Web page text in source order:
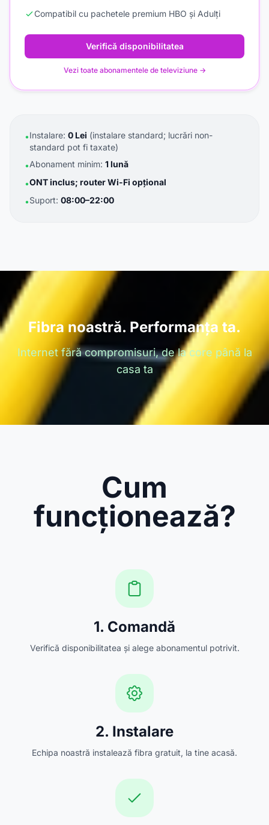
Compatibil cu pachetele premium HBO și Adulți
Verifică disponibilitatea
Vezi toate abonamentele de televiziune →
•Instalare: 0 Lei (instalare standard; lucrări non-
standard pot fi taxate)
•Abonament minim: 1 lună
•ONT inclus; router Wi-Fi opțional
•Suport: 08:00–22:00
Fibra noastră. Performanța ta.
Internet fără compromisuri, de la core până la
casa ta
Cum
funcționează?
1. Comandă
Verifică disponibilitatea și alege abonamentul potrivit.
2. Instalare
Echipa noastră instalează fibra gratuit, la tine acasă.